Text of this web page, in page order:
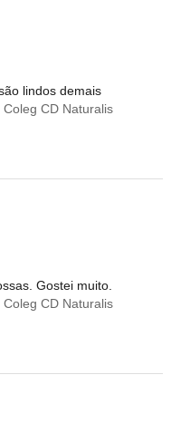
lindos demais
CD Naturalis
Gostei muito.
CD Naturalis